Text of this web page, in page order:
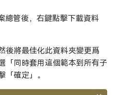
總管後，右鍵點擊下載資料
後將最佳化此資料夾變更爲
「同時套用這個範本到所有子
「確定」。